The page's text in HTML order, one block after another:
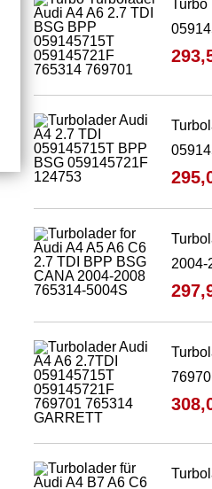
Turbo
2004-